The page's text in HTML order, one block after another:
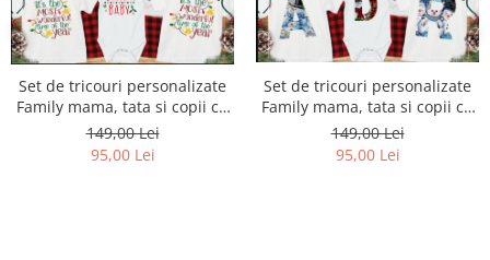
Set de tricouri personalizate
Family mama, tata si copii cu
tematica de Craciun, Best
Christmas
149,00 Lei
95,00 Lei
Set de tricouri personalizate
Family mama, tata si copii cu
tematica de Craciun, Litere
Initiala numelui
149,00 Lei
95,00 Lei